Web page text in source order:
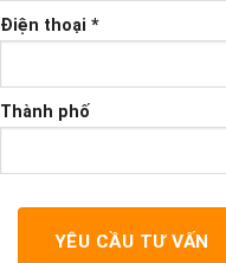
Điện thoại *
Thành phố